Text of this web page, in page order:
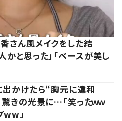
さん風メイクをした結
と思った」「ベースが美し
出かけたら“胸元に違和
きの光景に…「笑ったｗｗ
ww」